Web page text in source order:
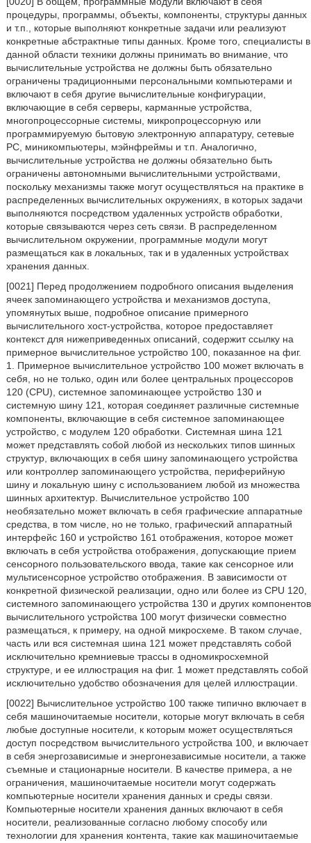
процедуры, программы, объекты, компоненты, структуры данных
и т.п., которые выполняют конкретные задачи или реализуют
конкретные абстрактные типы данных. Кроме того, специалисты в
данной области техники должны принимать во внимание, что
вычислительные устройства не должны быть обязательно
ограничены традиционными персональными компьютерами и
включают в себя другие вычислительные конфигурации,
включающие в себя серверы, карманные устройства,
многопроцессорные системы, микропроцессорную или
программируемую бытовую электронную аппаратуру, сетевые
PC, миникомпьютеры, мэйнфреймы и т.п. Аналогично,
вычислительные устройства не должны обязательно быть
ограничены автономными вычислительными устройствами,
поскольку механизмы также могут осуществляться на практике в
распределенных вычислительных окружениях, в которых задачи
выполняются посредством удаленных устройств обработки,
которые связываются через сеть связи. В распределенном
вычислительном окружении, программные модули могут
размещаться как в локальных, так и в удаленных устройствах
хранения данных.
[0021] Перед продолжением подробного описания выделения
ячеек запоминающего устройства и механизмов доступа,
упомянутых выше, подробное описание примерного
вычислительного хост-устройства, которое предоставляет
контекст для нижеприведенных описаний, содержит ссылку на
примерное вычислительное устройство 100, показанное на фиг.
1. Примерное вычислительное устройство 100 может включать в
себя, но не только, один или более центральных процессоров
120 (CPU), системное запоминающее устройство 130 и
системную шину 121, которая соединяет различные системные
компоненты, включающие в себя системное запоминающее
устройство, с модулем 120 обработки. Системная шина 121
может представлять собой любой из нескольких типов шинных
структур, включающих в себя шину запоминающего устройства
или контроллер запоминающего устройства, периферийную
шину и локальную шину с использованием любой из множества
шинных архитектур. Вычислительное устройство 100
необязательно может включать в себя графические аппаратные
средства, в том числе, но не только, графический аппаратный
интерфейс 160 и устройство 161 отображения, которое может
включать в себя устройства отображения, допускающие прием
сенсорного пользовательского ввода, такие как сенсорное или
мультисенсорное устройство отображения. В зависимости от
конкретной физической реализации, одно или более из CPU 120,
системного запоминающего устройства 130 и других компонентов
вычислительного устройства 100 могут физически совместно
размещаться, к примеру, на одной микросхеме. В таком случае,
часть или вся системная шина 121 может представлять собой
исключительно кремниевые трассы в одномикросхемной
структуре, и ее иллюстрация на фиг. 1 может представлять собой
исключительно удобство обозначения для целей иллюстрации.
[0022] Вычислительное устройство 100 также типично включает в
себя машиночитаемые носители, которые могут включать в себя
любые доступные носители, к которым может осуществляться
доступ посредством вычислительного устройства 100, и включает
в себя энергозависимые и энергонезависимые носители, а также
съемные и стационарные носители. В качестве примера, а не
ограничения, машиночитаемые носители могут содержать
компьютерные носители хранения данных и среды связи.
Компьютерные носители хранения данных включают в себя
носители, реализованные согласно любому способу или
технологии для хранения контента, такие как машиночитаемые